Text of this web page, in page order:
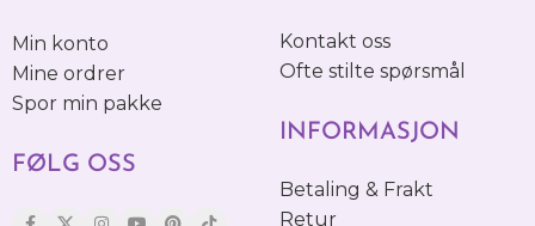
Min konto
Mine ordrer
Spor min pakke
FØLG OSS
Kontakt oss
Ofte stilte spørsmål
INFORMASJON
Betaling & Frakt
Retur